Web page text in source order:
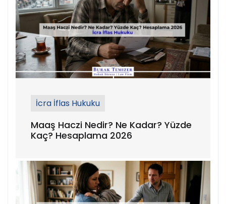
İcra İflas Hukuku
Maaş Haczi Nedir? Ne Kadar? Yüzde
Kaç? Hesaplama 2026